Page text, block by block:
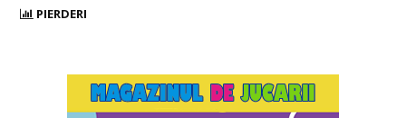
PIERDERI